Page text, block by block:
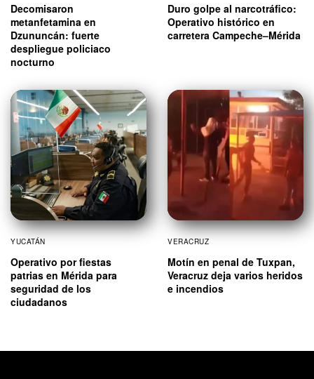
Decomisaron
metanfetamina en
Dzununcán: fuerte
despliegue policiaco
nocturno
Duro golpe al narcotráfico:
Operativo histórico en
carretera Campeche–Mérida
YUCATÁN
Operativo por fiestas
patrias en Mérida para
seguridad de los
ciudadanos
VERACRUZ
Motín en penal de Tuxpan,
Veracruz deja varios heridos
e incendios